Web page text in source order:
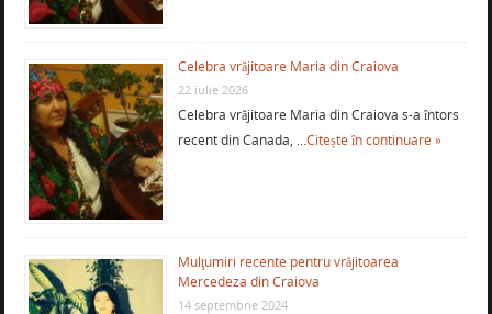
Celebra vrăjitoare Maria din Craiova
22 iulie 2026
Celebra vrăjitoare Maria din Craiova s-a întors
recent din Canada, …Citește în continuare »
Mulţumiri recente pentru vrăjitoarea
Mercedeza din Craiova
14 septembrie 2024